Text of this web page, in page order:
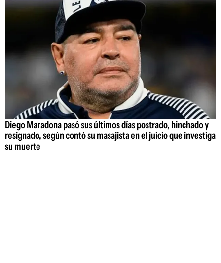
Diego Maradona pasó sus últimos días postrado, hinchado y
resignado, según contó su masajista en el juicio que investiga
su muerte